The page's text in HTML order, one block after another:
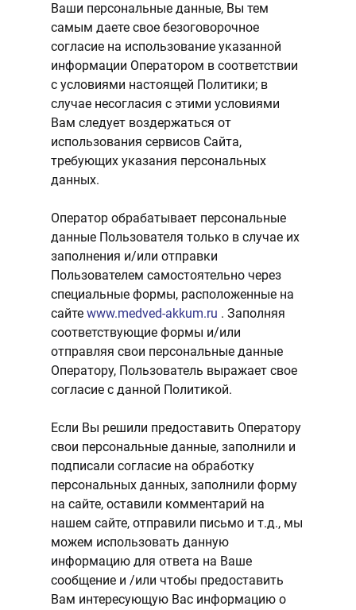
Ваши персональные данные, Вы тем
самым даете свое безоговорочное
согласие на использование указанной
информации Оператором в соответствии
с условиями настоящей Политики; в
случае несогласия с этими условиями
Вам следует воздержаться от
использования сервисов Сайта,
требующих указания персональных
данных.
Оператор обрабатывает персональные
данные Пользователя только в случае их
заполнения и/или отправки
Пользователем самостоятельно через
специальные формы, расположенные на
сайте www.medved-akkum.ru . Заполняя
соответствующие формы и/или
отправляя свои персональные данные
Оператору, Пользователь выражает свое
согласие с данной Политикой.
Если Вы решили предоставить Оператору
свои персональные данные, заполнили и
подписали согласие на обработку
персональных данных, заполнили форму
на сайте, оставили комментарий на
нашем сайте, отправили письмо и т.д., мы
можем использовать данную
информацию для ответа на Ваше
сообщение и /или чтобы предоставить
Вам интересующую Вас информацию о